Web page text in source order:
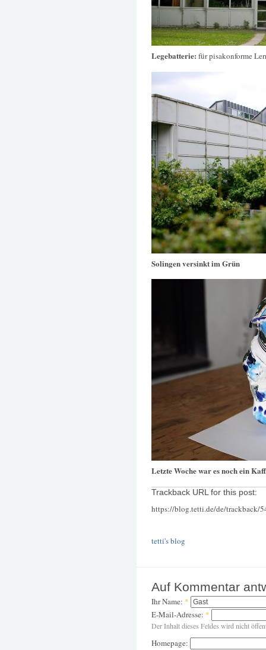
Legebatterie: für pisakonforme
Solingen versinkt im Grün
Letzte Woche war es noch ein
Trackback URL for this post:
https://blog.tetti.de/de/trackback/
tetti's blog
Auf Kommentar
Ihr Name: *
E-Mail-Adresse: *
Der Inhalt dieses Feldes wird nicht
Homepage: